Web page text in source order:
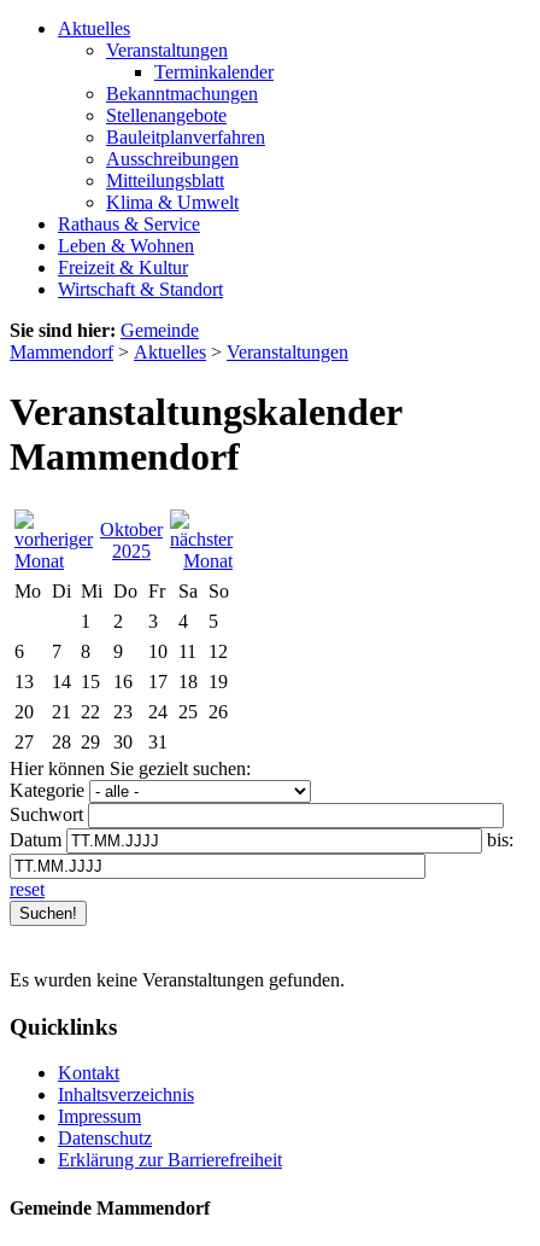
Aktuelles
Veranstaltungen
Terminkalender
Bekanntmachungen
Stellenangebote
Bauleitplanverfahren
Ausschreibungen
Mitteilungsblatt
Klima & Umwelt
Rathaus & Service
Leben & Wohnen
Freizeit & Kultur
Wirtschaft & Standort
Sie sind hier: Gemeinde
Mammendorf> Aktuelles > Veranstaltungen
Veranstaltungskalender
Mammendorf
Oktober
2025
Mo Di Mi Do Fr Sa
So
1
2 3 4
5
6
7 8 9 10 11
12
13
14 15 16 17 18 19
20
21 22 23 24 25 26
27
28 29 30
31
Hier können Sie gezielt suchen:
Kategorie
Suchwort
Datum
bis:
reset
Es wurden keine Veranstaltungen gefunden.
Quicklinks
Kontakt
Inhaltsverzeichnis
Impressum
Datenschutz
Erklärung zur Barrierefreiheit
Gemeinde Mammendorf